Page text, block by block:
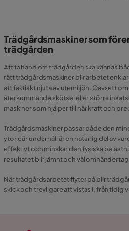
Trädgårdsmaskiner som
trädgården
Att ta hand om trädgården ska kännas
rätt trädgårdsmaskiner blir arbetet
att faktiskt njuta av utemiljön. Oavsett
återkommande skötsel eller större
maskiner som hjälper till när kraft och
Trädgårdsmaskiner passar både den
ytor där underhåll är en naturlig del av
effektivt och minskar den fysiska
resultatet blir jämnt och väl
När trädgårdsarbetet flyter på blir
skick och trevligare att vistas i, från tidig